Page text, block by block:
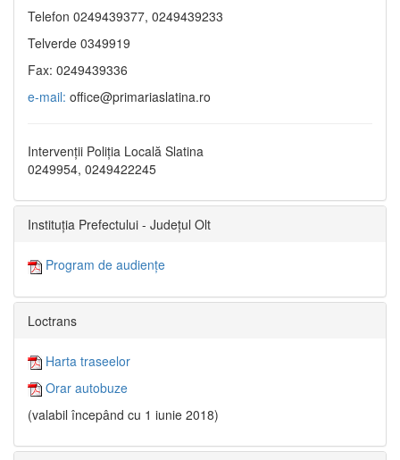
Telefon 0249439377, 0249439233
Telverde 0349919
Fax: 0249439336
e-mail: office@primariaslatina.ro
Intervenții Poliția Locală Slatina
0249954, 0249422245
Instituția Prefectului - Județul Olt
Program de audiențe
Loctrans
Harta traseelor
Orar autobuze
(valabil începând cu 1 iunie 2018)